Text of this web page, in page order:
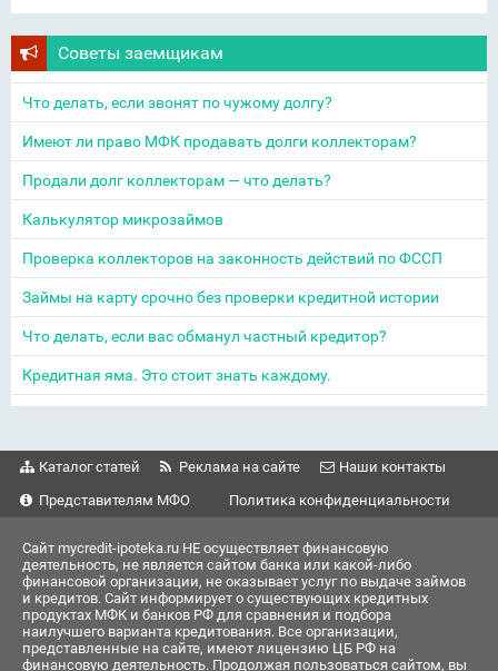
Советы заемщикам
Что делать, если звонят по чужому долгу?
Имеют ли право МФК продавать долги коллекторам?
Продали долг коллекторам — что делать?
Калькулятор микрозаймов
Проверка коллекторов на законность действий по ФССП
Займы на карту срочно без проверки кредитной истории
Что делать, если вас обманул частный кредитор?
Кредитная яма. Это стоит знать каждому.
Каталог статей Реклама на сайте
Наши контакты
Представителям МФО
Политика конфиденциальности
Сайт mycredit-ipoteka.ru НЕ осуществляет финансовую
деятельность, не является сайтом банка или какой-либо
финансовой организации, не оказывает услуг по выдаче займов
и кредитов. Сайт информирует о существующих кредитных
продуктах МФК и банков РФ для сравнения и подбора
наилучшего варианта кредитования. Все организации,
представленные на сайте, имеют лицензию ЦБ РФ на
финансовую деятельность. Продолжая пользоваться сайтом, вы